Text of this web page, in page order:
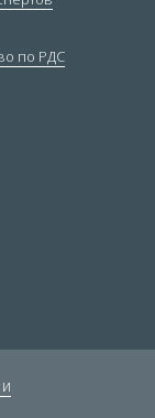
по РДС